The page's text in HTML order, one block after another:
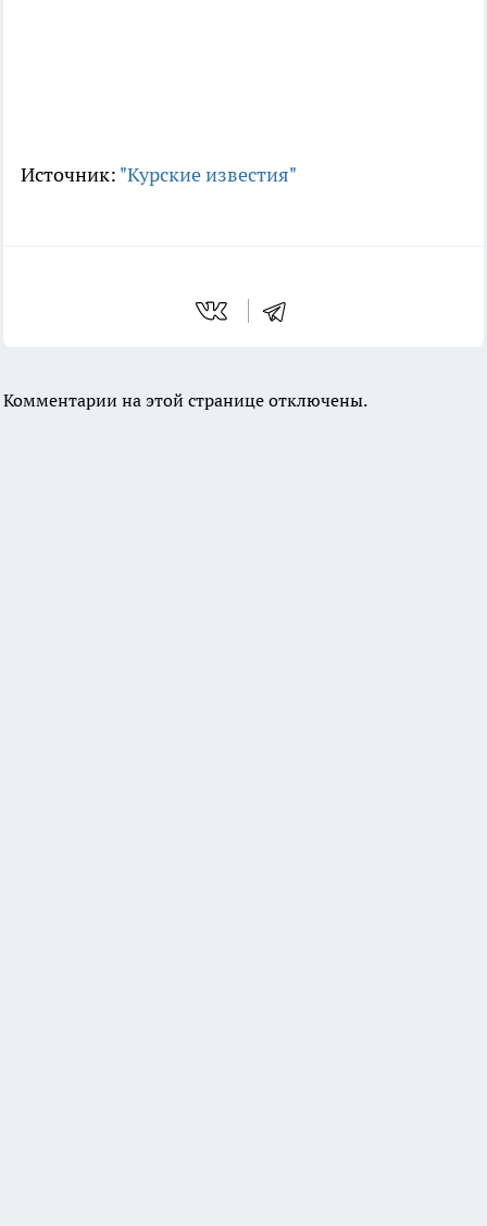
Источник: "Курские известия"
Комментарии на этой странице отключены.